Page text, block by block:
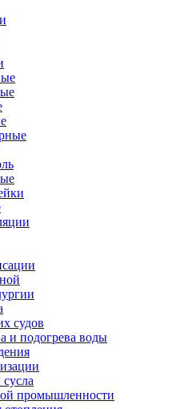
судов
и подогрева воды
промышленности